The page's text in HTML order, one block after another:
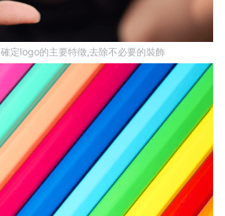
確定logo的主要特徵,去除不必要的裝飾